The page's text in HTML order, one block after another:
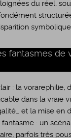
du réel,
symbolique
fantasmes de
: la vorarephilie,
dans la vraie
et la mise en
: un
parfois très